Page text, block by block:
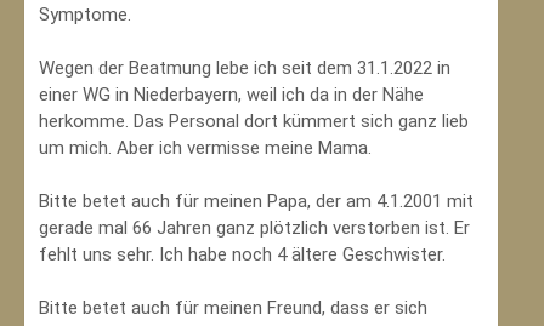
Symptome.
Wegen der Beatmung lebe ich seit dem 31.1.2022 in
einer WG in Niederbayern, weil ich da in der Nähe
herkomme. Das Personal dort kümmert sich ganz lieb
um mich. Aber ich vermisse meine Mama.
Bitte betet auch für meinen Papa, der am 4.1.2001 mit
gerade mal 66 Jahren ganz plötzlich verstorben ist. Er
fehlt uns sehr. Ich habe noch 4 ältere Geschwister.
Bitte betet auch für meinen Freund, dass er sich